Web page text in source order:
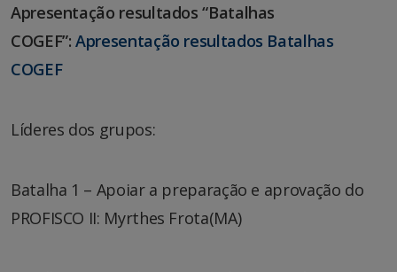
Apresentação resultados “Batalhas
COGEF”:Apresentação resultados Batalhas
COGEF
Líderes dos grupos:
Batalha 1 – Apoiar a preparação e aprovação do
PROFISCO II: Myrthes Frota(MA)